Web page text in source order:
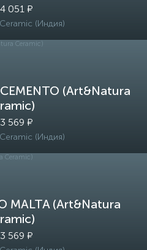
051 ₽
(Индия)
(Art&Natura
569 ₽
(Индия)
MALTA (Art&Natura
569 ₽